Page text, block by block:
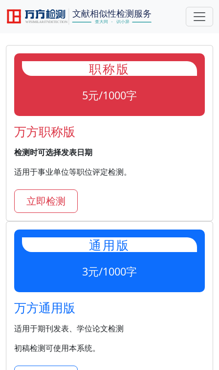
职称版
5元/1000字
万方职称版
检测时可选择发表日期
适用于事业单位等职位评定检测。
立即检测
通用版
3元/1000字
万方通用版
适用于期刊发表、学位论文检测
初稿检测可使用本系统。